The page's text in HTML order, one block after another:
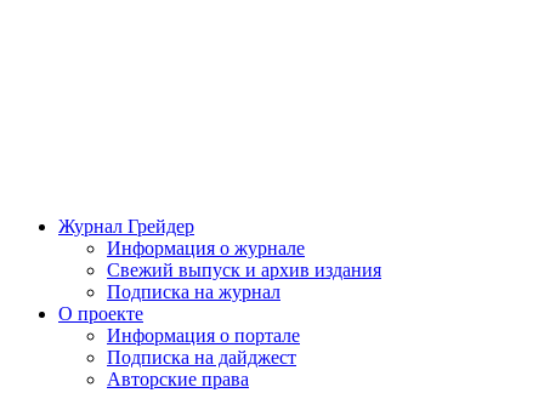
Журнал Грейдер
Информация о журнале
Свежий выпуск и архив издания
Подписка на журнал
О проекте
Информация о портале
Подписка на дайджест
Авторские права